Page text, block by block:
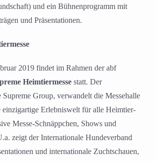
und ein Bühnenprogramm mit
und Präsentationen.
2019 findet im Rahmen der abf
Heimtiermesse statt. Der
Supreme Group, verwandelt die Messehalle
einzigartige Erlebniswelt für alle Heimtier-
Messe-Schnäppchen, Shows und
zeigt der Internationale Hundeverband
und internationale Zuchtschauen,